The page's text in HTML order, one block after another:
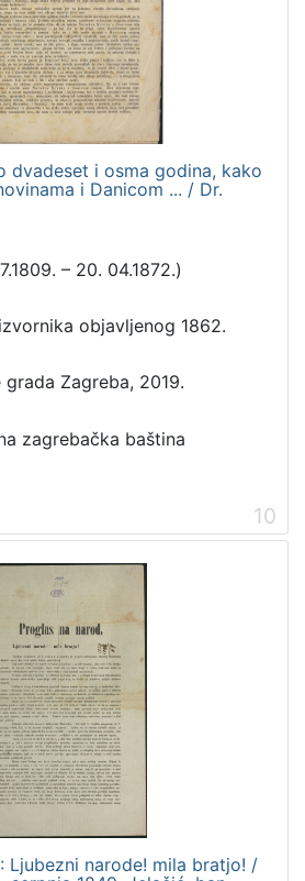
dvadeset i osma godina, kako
i Danicom ... / Dr.
– 20. 04.1872.)
objavljenog 1862.
Zagreba, 2019.
zagrebačka baština
10
Ljubezni narode! mila bratjo! /